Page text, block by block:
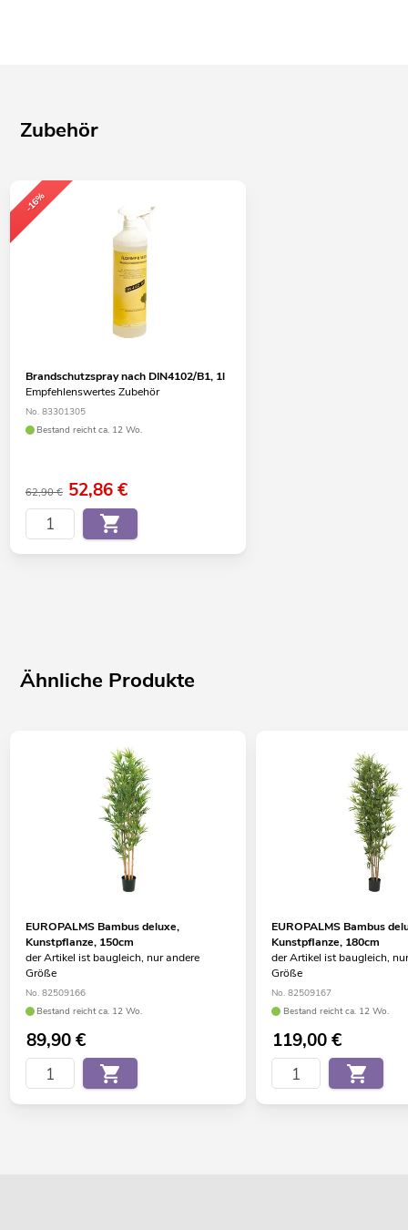
Zubehör
-16%
Brandschutzspray nach DIN4102/B1, 1l
Empfehlenswertes Zubehör
No. 83301305
Bestand reicht ca. 12 Wo.
62,90 € 52,86€
Ähnliche Produkte
EUROPALMS Bambus deluxe,
Kunstpflanze, 150cm
der Artikel ist baugleich, nur andere
Größe
No. 82509166
Bestand reicht ca. 12 Wo.
89,90€
EUROPALMS Bambus
Kunstpflanze, 180cm
der Artikel ist baugleich,
Größe
No. 82509167
Bestand reicht ca. 12 Wo.
119,00€